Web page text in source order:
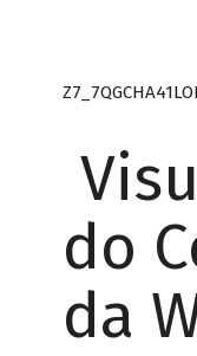
do
da